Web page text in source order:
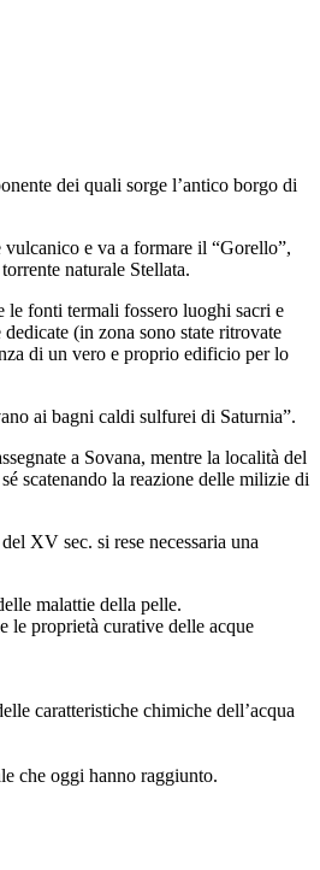
dei quali sorge l’antico borgo di
vulcanico e va a formare il “Gorello”,
naturale Stellata.
le fonti termali fossero luoghi sacri e
(in zona sono state ritrovate
di un vero e proprio edificio per lo
ai bagni caldi sulfurei di Saturnia”.
a Sovana, mentre la località del
scatenando la reazione delle milizie di
XV sec. si rese necessaria una
malattie della pelle.
le proprietà curative delle acque
caratteristiche chimiche dell’acqua
che oggi hanno raggiunto.